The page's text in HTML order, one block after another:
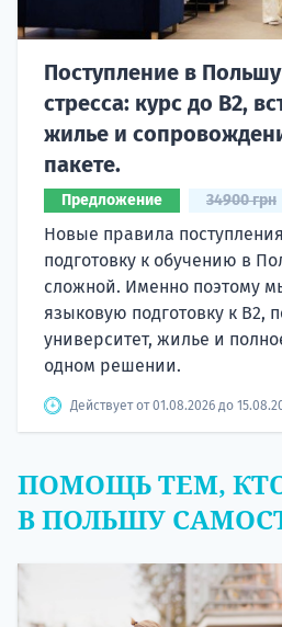
Поступление в Польшу
стресса: курс до B2,
жилье и
пакете.
Предложение 34900 грн
Новые правила
подготовку к обучению в
сложной. Именно поэтому
языковую подготовку к В2,
университет, жилье и
одном решении.
Действует от 01.08.2026 до
ПОМОЩЬ ТЕМ,
В ПОЛЬШУ